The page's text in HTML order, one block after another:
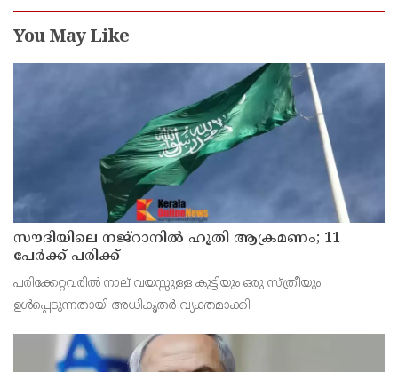
You May Like
സൗദിയിലെ നജ്റാനില്‍ ഹൂതി ആക്രമണം; 11
പേര്‍ക്ക് പരിക്ക്
പരിക്കേറ്റവരില്‍ നാല് വയസ്സുള്ള കുട്ടിയും ഒരു സ്ത്രീയും
ഉള്‍പ്പെടുന്നതായി അധികൃതര്‍ വ്യക്തമാക്കി